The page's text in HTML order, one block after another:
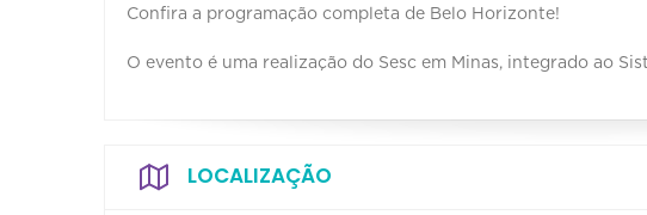
Confira a programação completa de Belo Horizonte!
O evento é uma realização do Sesc em Minas, integrado ao
LOCALIZAÇÃO